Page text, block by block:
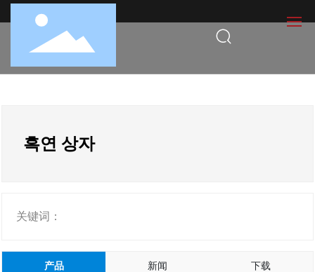
English
흑연 상자
关键词：
产品 新闻 下载